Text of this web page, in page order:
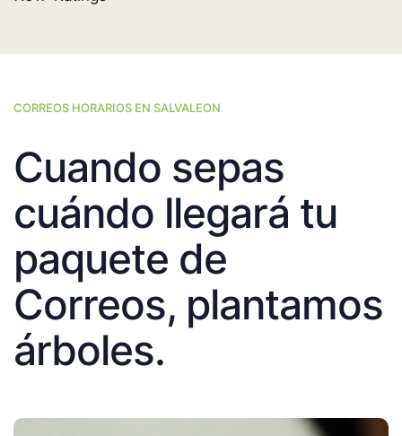
CORREOS HORARIOS EN SALVALEON
Cuando sepas
cuándo llegará tu
paquete de
Correos, plantamos
árboles.